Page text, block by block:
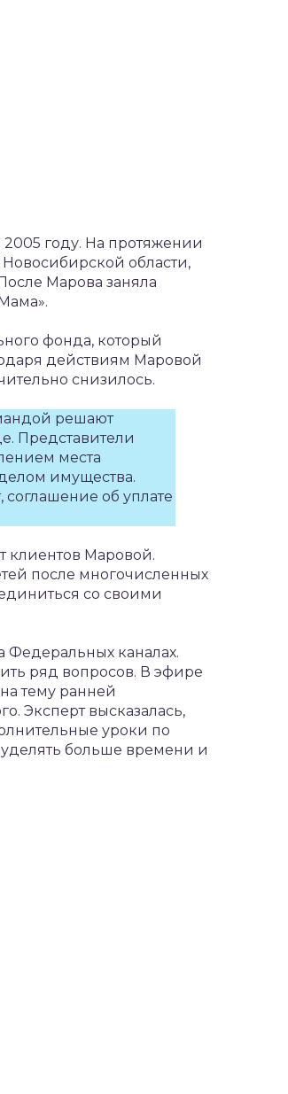
году. На протяжении
области,
Марова заняла
фонда, который
действиям Маровой
снизилось.
решают
Представители
места
имущества.
об уплате
клиентов Маровой.
после многочисленных
со своими
Федеральных каналах.
ряд вопросов. В эфире
тему ранней
Эксперт высказалась,
уроки по
больше времени и